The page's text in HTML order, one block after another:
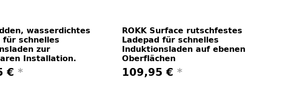
wasserdichtes
für schnelles
zur
Installation.
€ *
ROKK Surface rutschfestes
Ladepad für schnelles
Induktionsladen auf ebenen
Oberflächen
109,95 € *